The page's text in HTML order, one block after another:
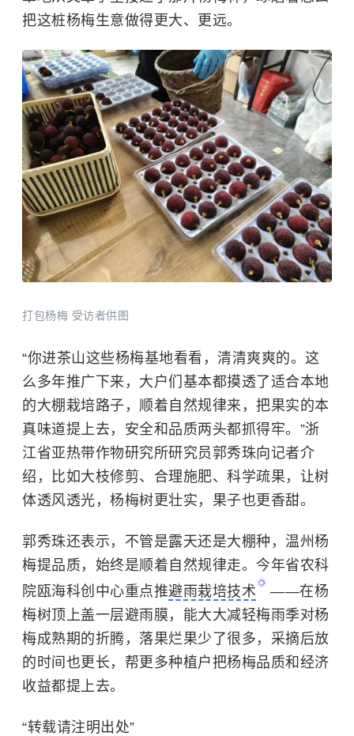
把这桩杨梅生意做得更大、更远。
打包杨梅 受访者供图
“你进茶山这些杨梅基地看看，清清爽爽的。这
么多年推广下来，大户们基本都摸透了适合本地
的大棚栽培路子，顺着自然规律来，把果实的本
真味道提上去，安全和品质两头都抓得牢。”浙
江省亚热带作物研究所研究员郭秀珠向记者介
绍，比如大枝修剪、合理施肥、科学疏果，让树
体透风透光，杨梅树更壮实，果子也更香甜。
郭秀珠还表示，不管是露天还是大棚种，温州杨
梅提品质，始终是顺着自然规律走。今年省农科
院瓯海科创中心重点推避雨栽培技术
——在杨
梅树顶上盖一层避雨膜，能大大减轻梅雨季对杨
梅成熟期的折腾，落果烂果少了很多，采摘后放
的时间也更长，帮更多种植户把杨梅品质和经济
收益都提上去。
“转载请注明出处”